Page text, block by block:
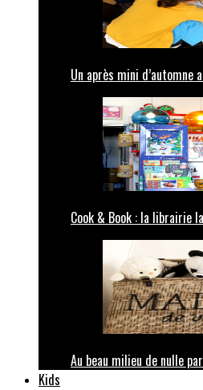
Un après mini
Cook & Book : la librairie
Au beau milieu de nulle
Kids